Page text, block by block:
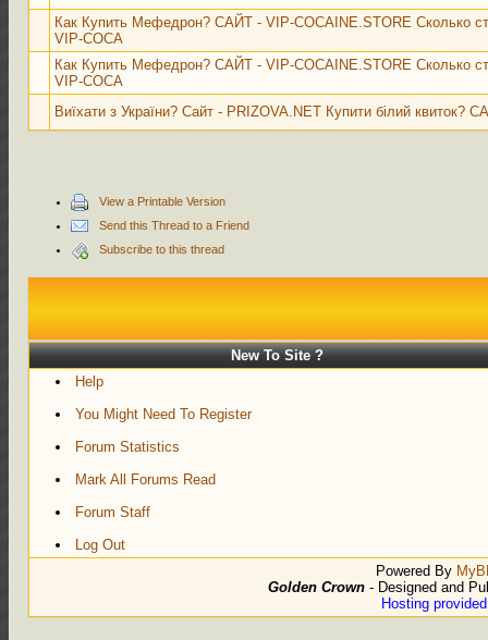
Как Купить Мефедрон? САЙТ - VIP-COCAINE.STORE Сколько
VIP-COCA
Как Купить Мефедрон? САЙТ - VIP-COCAINE.STORE Сколько
VIP-COCA
Виїхати з України? Сайт - PRIZOVA.NET Купити білий квиток?
View a Printable Version
Send this Thread to a Friend
Subscribe to this thread
New To Site ?
Help
You Might Need To Register
Forum Statistics
Mark All Forums Read
Forum Staff
Log Out
Powered By
Golden Crown - Designed and
Hosting